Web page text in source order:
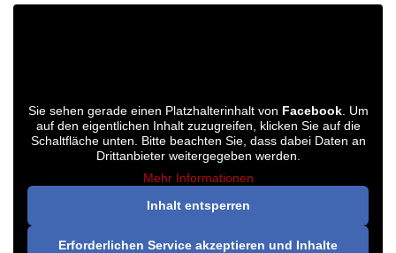
Sie sehen gerade einen Platzhalterinhalt von Facebook. Um
auf den eigentlichen Inhalt zuzugreifen, klicken Sie auf die
Schaltfläche unten. Bitte beachten Sie, dass dabei Daten an
Drittanbieter weitergegeben werden.
Mehr Informationen
Inhalt entsperren
Erforderlichen Service akzeptieren und Inhalte